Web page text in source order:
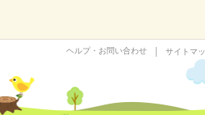
ヘルプ・お問い合わせ サイトマ